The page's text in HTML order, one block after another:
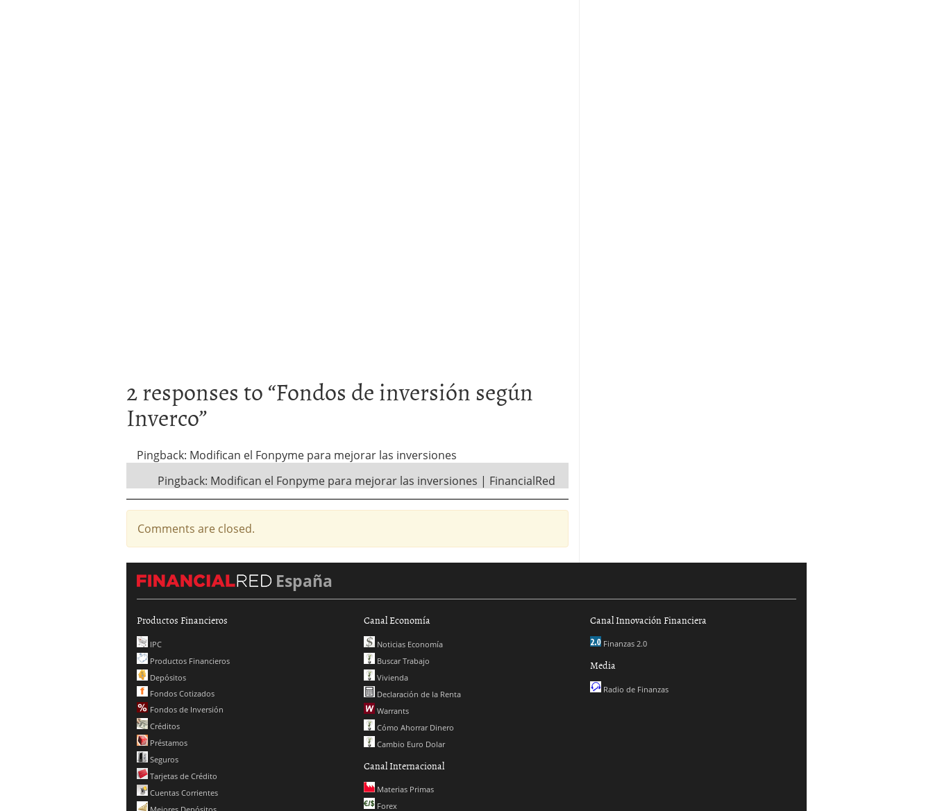
2 responses to “Fondos de inversión según
Inverco”
Pingback: Modifican el Fonpyme para mejorar las inversiones
Pingback: Modifican el Fonpyme para mejorar las inversiones | FinancialRed
Comments are closed.
España
Productos Financieros
IPC
Productos Financieros
Depósitos
Fondos Cotizados
Fondos de Inversión
Créditos
Préstamos
Seguros
Tarjetas de Crédito
Cuentas Corrientes
Canal Economía
Noticias Economía
Buscar Trabajo
Vivienda
Declaración de la Renta
Warrants
Cómo Ahorrar Dinero
Cambio Euro Dolar
Canal Internacional
Materias Primas
Forex
Canal Innovación Financiera
Finanzas 2.0
Media
Radio de Finanzas